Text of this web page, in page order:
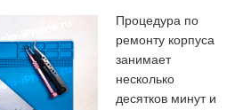
Процедура по
ремонту корпуса
занимает
несколько
десятков минут и